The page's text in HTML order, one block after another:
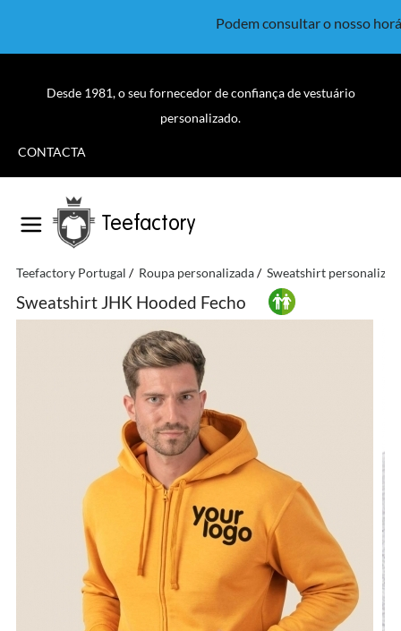
Podem consultar o nosso
Desde 1981, o seu fornecedor de confiança de vestuário
personalizado.
CONTACTA
Teefactory
Teefactory Portugal Roupa personalizada Sweatshirt
Sweatshirt JHK Hooded Fecho